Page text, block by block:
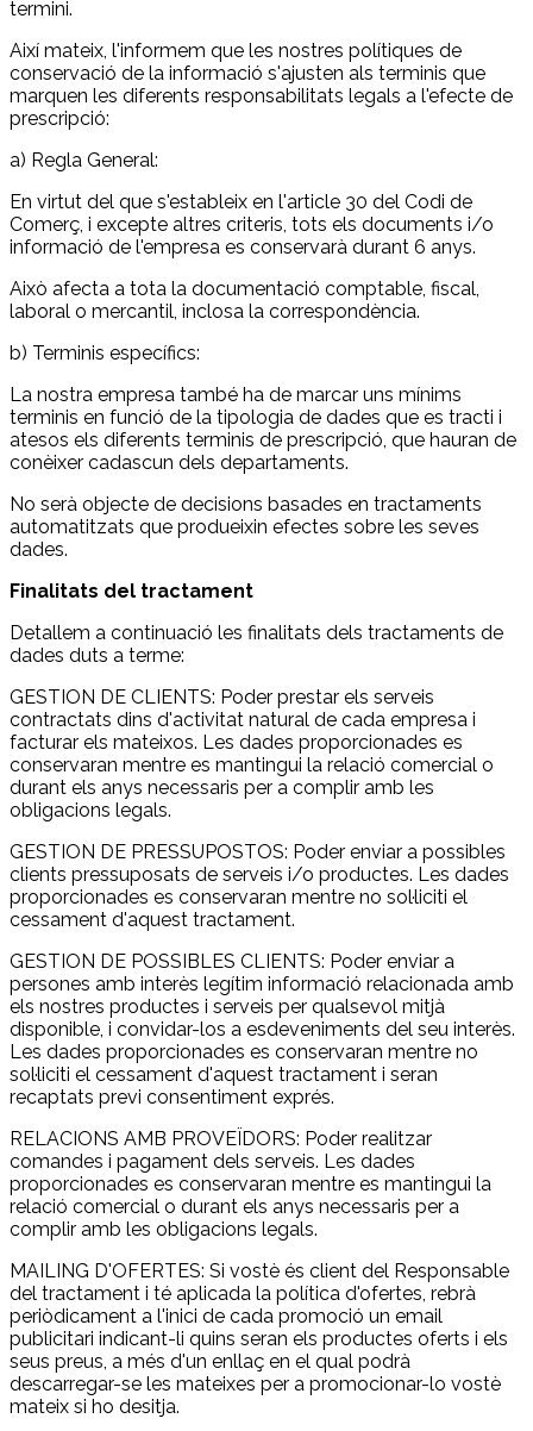
termini.
Així mateix, l'informem que les nostres polítiques de
conservació de la informació s'ajusten als terminis que
marquen les diferents responsabilitats legals a l'efecte de
prescripció:
a) Regla General:
En virtut del que s'estableix en l'article 30 del Codi de
Comerç, i excepte altres criteris, tots els documents i/o
informació de l'empresa es conservarà durant 6 anys.
Això afecta a tota la documentació comptable, fiscal,
laboral o mercantil, inclosa la correspondència.
b) Terminis específics:
La nostra empresa també ha de marcar uns mínims
terminis en funció de la tipologia de dades que es tracti i
atesos els diferents terminis de prescripció, que hauran de
conèixer cadascun dels departaments.
No serà objecte de decisions basades en tractaments
automatitzats que produeixin efectes sobre les seves
dades.
Finalitats del tractament
Detallem a continuació les finalitats dels tractaments de
dades duts a terme:
GESTION DE CLIENTS: Poder prestar els serveis
contractats dins d'activitat natural de cada empresa i
facturar els mateixos. Les dades proporcionades es
conservaran mentre es mantingui la relació comercial o
durant els anys necessaris per a complir amb les
obligacions legals.
GESTION DE PRESSUPOSTOS: Poder enviar a possibles
clients pressuposats de serveis i/o productes. Les dades
proporcionades es conservaran mentre no sol·liciti el
cessament d'aquest tractament.
GESTION DE POSSIBLES CLIENTS: Poder enviar a
persones amb interès legítim informació relacionada amb
els nostres productes i serveis per qualsevol mitjà
disponible, i convidar-los a esdeveniments del seu interès.
Les dades proporcionades es conservaran mentre no
sol·liciti el cessament d'aquest tractament i seran
recaptats previ consentiment exprés.
RELACIONS AMB PROVEÏDORS: Poder realitzar
comandes i pagament dels serveis. Les dades
proporcionades es conservaran mentre es mantingui la
relació comercial o durant els anys necessaris per a
complir amb les obligacions legals.
MAILING D'OFERTES: Si vostè és client del Responsable
del tractament i té aplicada la política d'ofertes, rebrà
periòdicament a l'inici de cada promoció un email
publicitari indicant-li quins seran els productes oferts i els
seus preus, a més d'un enllaç en el qual podrà
descarregar-se les mateixes per a promocionar-lo vostè
mateix si ho desitja.